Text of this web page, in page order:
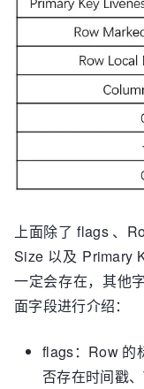
上面除了 flags 、
Size 以及 Primary
一定会存在，其他
面字段进行介绍：
flags：Row 的
否存在时间戳